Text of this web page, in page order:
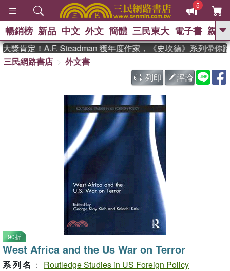
5
GO
、 如果歷史是一群喵 、 暑期
國際布克獎 臺灣漫遊錄 、 方
念華 、 台灣的李登輝時代
孩：黎曼猜想 、 偉大的迷走神經
暢銷榜 新品 中文 外文 簡體 三民東大 電子書 親子
肯定！A.F. Steadman 獲年度作家，《史坎德》系列帶你踏
三民網路書店
外文書
列印
評論
90折
West Africa and the Us War on Terror
系列名 ：
Routledge Studies in US Foreign Policy